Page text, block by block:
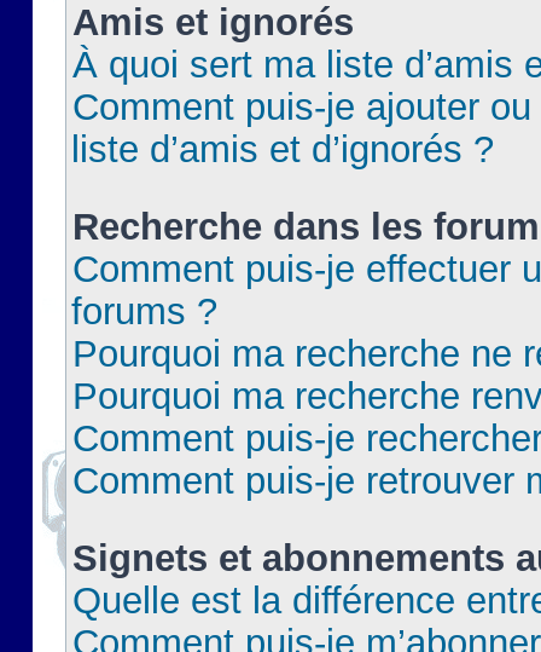
Amis et ignorés
À quoi sert ma liste d’amis
Comment puis-je ajouter
liste d’amis et d’ignorés ?
Recherche dans les
Comment puis-je effectuer
forums ?
Pourquoi ma recherche ne
Pourquoi ma recherche
Comment puis-je
Comment puis-je retrouver
Signets et abonnements
Quelle est la différence
Comment puis-je